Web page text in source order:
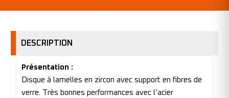
DESCRIPTION
Présentation :
Disque à lamelles en zircon avec support en fibres de
verre. Très bonnes performances avec l’acier